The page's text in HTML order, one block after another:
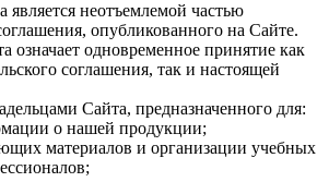
неотъемлемой частью
опубликованного на Сайте.
означает одновременное принятие как
соглашения, так и настоящей
Сайта, предназначенного для:
о нашей продукции;
материалов и организации учебных